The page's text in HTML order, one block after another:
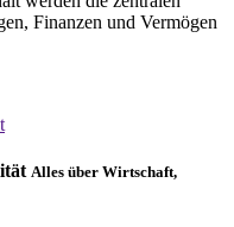
Finanzen und Vermögen
Alles über Wirtschaft,